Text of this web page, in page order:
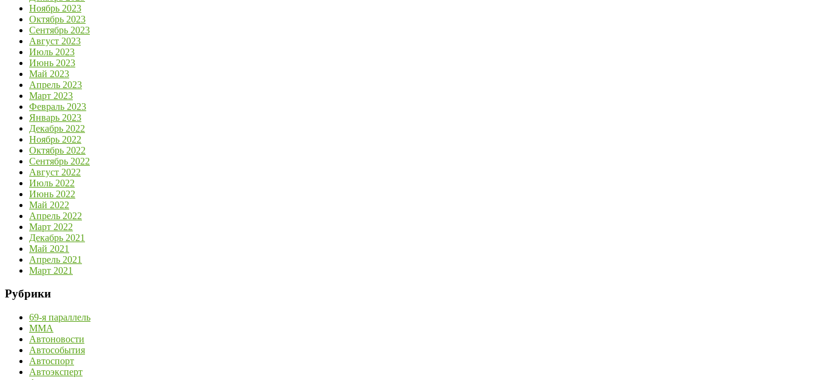
Ноябрь 2023
Октябрь 2023
Сентябрь 2023
Август 2023
Июль 2023
Июнь 2023
Май 2023
Апрель 2023
Март 2023
Февраль 2023
Январь 2023
Декабрь 2022
Ноябрь 2022
Октябрь 2022
Сентябрь 2022
Август 2022
Июль 2022
Июнь 2022
Май 2022
Апрель 2022
Март 2022
Декабрь 2021
Май 2021
Апрель 2021
Март 2021
Рубрики
69-я параллель
MMA
Автоновости
Автособытия
Автоспорт
Автоэксперт